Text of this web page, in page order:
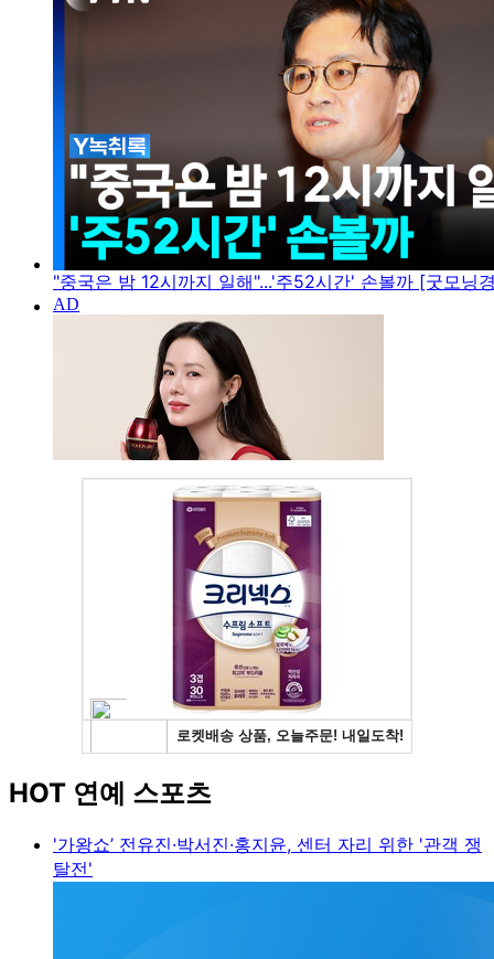
"중국은 밤 12시까지 일해"...'주52시간' 손볼까 [굿모닝
HOT 연예 스포츠
'가왕쇼’ 전유진·박서진·홍지윤, 센터 자리 위한 '관객 쟁
탈전'